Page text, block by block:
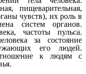
пищеварительная,
чувств), их роль в
систем органов.
частоты пульса.
за состояние
его людей.
к людям с